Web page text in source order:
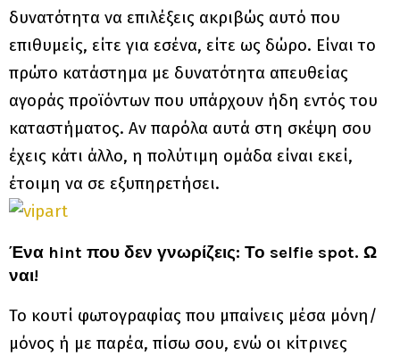
δυνατότητα να επιλέξεις ακριβώς αυτό που
επιθυμείς, είτε για εσένα, είτε ως δώρο. Είναι το
πρώτο κατάστημα με δυνατότητα απευθείας
αγοράς προϊόντων που υπάρχουν ήδη εντός του
καταστήματος. Αν παρόλα αυτά στη σκέψη σου
έχεις κάτι άλλο, η πολύτιμη ομάδα είναι εκεί,
έτοιμη να σε εξυπηρετήσει.
Ένα hint που δεν γνωρίζεις: Το selfie spot. Ω
ναι!
Το κουτί φωτογραφίας που μπαίνεις μέσα μόνη/
μόνος ή με παρέα, πίσω σου, ενώ οι κίτρινες